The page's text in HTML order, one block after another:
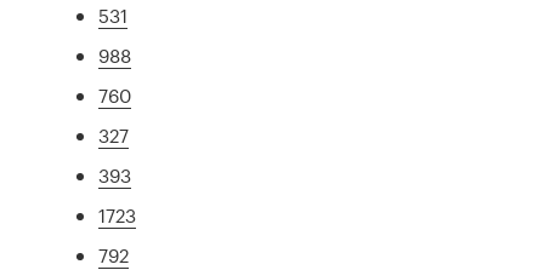
531
988
760
327
393
1723
792